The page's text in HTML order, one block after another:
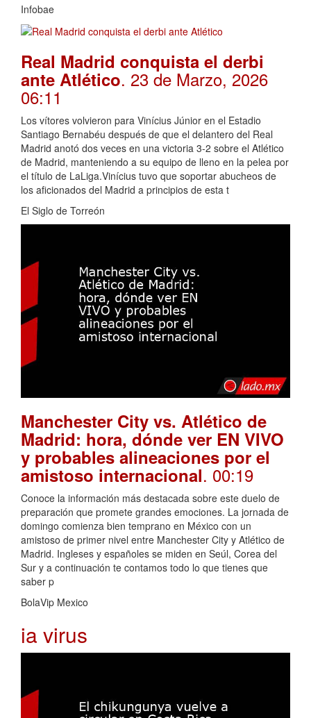
Infobae
Real Madrid conquista el derbi
ante Atlético. 23 de Marzo, 2026
06:11
Los vítores volvieron para Vinícius Júnior en el Estadio
Santiago Bernabéu después de que el delantero del Real
Madrid anotó dos veces en una victoria 3-2 sobre el Atlético
de Madrid, manteniendo a su equipo de lleno en la pelea por
el título de LaLiga.Vinícius tuvo que soportar abucheos de
los aficionados del Madrid a principios de esta t
El Siglo de Torreón
Manchester City vs. Atlético de
Madrid: hora, dónde ver EN VIVO
y probables alineaciones por el
amistoso internacional. 00:19
Conoce la información más destacada sobre este duelo de
preparación que promete grandes emociones. La jornada de
domingo comienza bien temprano en México con un
amistoso de primer nivel entre Manchester City y Atlético de
Madrid. Ingleses y españoles se miden en Seúl, Corea del
Sur y a continuación te contamos todo lo que tienes que
saber p
BolaVip Mexico
ia virus